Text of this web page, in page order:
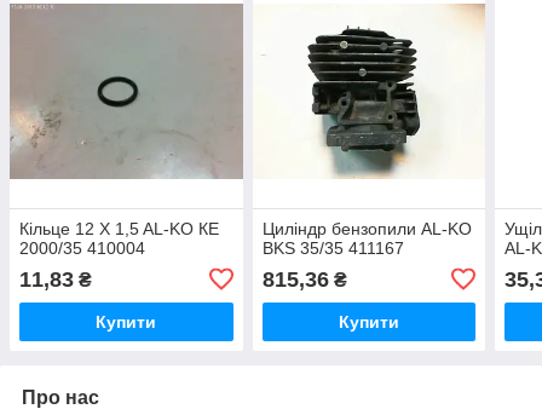
Кільце 12 X 1,5 AL-KO КЕ
2000/35 410004
11,83 ₴
Купити
Циліндр бензопили AL-KO
BKS 35/35 411167
815,36₴
Купити
AL-
Про нас